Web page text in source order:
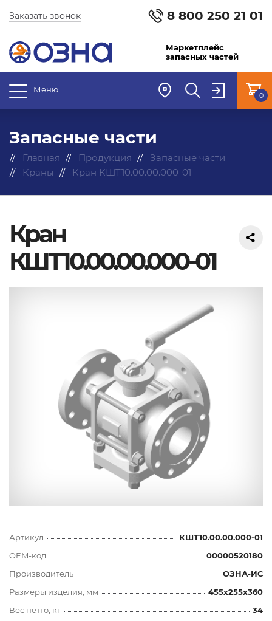
8 800 250 21 01
Заказать звонок
Маркетплейс
запасных частей
Меню
0
Запасные части
Главная Продукция
Запасные части
Краны
Кран КШТ10.00.00.000-01
Кран
КШТ10.00.00.000-01
Артикул
КШТ10.00.00.000-01
OEM-код
00000520180
Производитель
ОЗНА-ИС
Размеры изделия, мм
455x255x360
Вес нетто, кг
34